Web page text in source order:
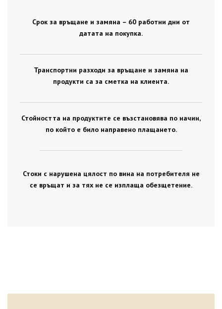
Срок за връщане и замяна – 60 работни дни от
датата на покупка.
Транспортни разходи за връщане и замяна на
продукти са за сметка на клиента.
Стойността на продуктите се възстановява по начин,
по който е било направено плащането.
Стоки с нарушена цялост по вина на потребителя не
се връщат и за тях не се изплаща обезщетение.